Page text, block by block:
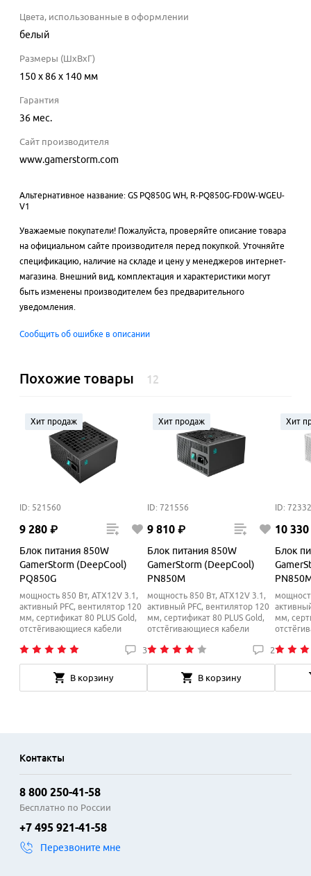
Цвета, использованные в оформлении
белый
Размеры (ШхВхГ)
150 x 86 x 140 мм
Гарантия
36 мес.
Сайт производителя
www.gamerstorm.com
Альтернативное название: GS PQ850G WH, R-PQ850G-FD0W-WGEU-
V1
Уважаемые покупатели! Пожалуйста, проверяйте описание товара
на официальном сайте производителя перед покупкой. Уточняйте
спецификацию, наличие на складе и цену у менеджеров интернет-
магазина. Внешний вид, комплектация и характеристики могут
быть изменены производителем без предварительного
уведомления.
Сообщить об ошибке в описании
Похожие товары 12
Хит продаж
ID: 521560
9 280 ₽
Блок питания 850W
GamerStorm (DeepCool)
PQ850G
мощность 850 Вт, ATX12V 3.1,
активный PFC, вентилятор 120
мм, cертификат 80 PLUS Gold,
отстёгивающиеся кабели
3
В корзину
Хит продаж
ID: 721556
9 810 ₽
Блок питания 850W
GamerStorm (DeepCool)
PN850M
мощность 850 Вт, ATX12V 3.1,
активный PFC, вентилятор 120
мм, cертификат 80 PLUS Gold,
отстёгивающиеся кабели
2
В корзину
Хит
ID:
10 330
Блок
мм,
Контакты
8 800 250-41-58
Бесплатно по России
+7 495 921-41-58
Перезвоните мне